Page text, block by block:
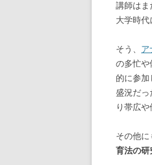
講師はま
大学時代
そう、 ア
の多忙や
的に参
盛況だっ
り帯広
その他に
育法の研